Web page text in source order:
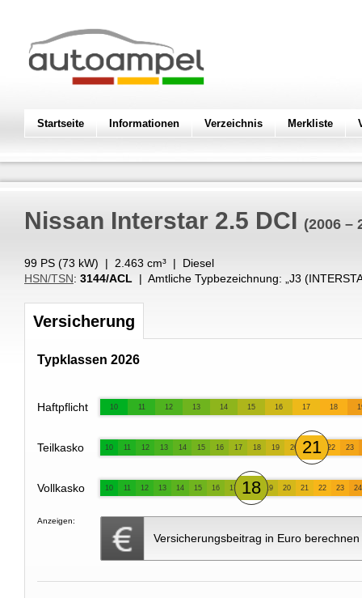
Startseite Informationen Verzeichnis Merkliste
Nissan Interstar 2.5 DCI (2006 –
99 PS (73 kW) | 2.463 cm³ | Diesel
HSN/TSN: 3144/ACL | Amtliche Typbezeichnung: „ J3
Versicherung
Typklassen 2026
Haftpflicht 10 11 12 13 14 15 16 17 18
Teilkasko 10 11 12 13 14 15 16 17 18 19 20 21 22 23
Vollkasko 10 11 12 13 14 15 16 17 18 19 20 21 22 23 24
Anzeigen:
Versicherungsbeitrag in Euro berechnen